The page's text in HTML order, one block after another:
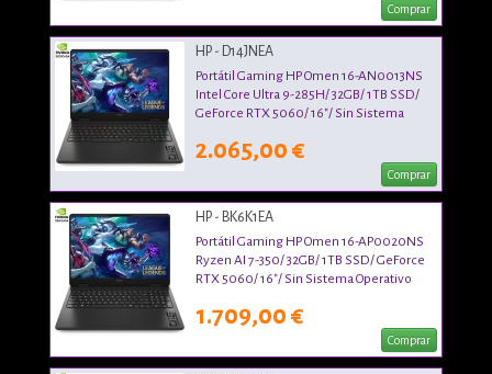
Comprar
HP - D14JNEA
Portátil Gaming HP Omen 16-AN0013NS
Intel Core Ultra 9-285H/ 32GB/ 1TB SSD/
GeForce RTX 5060/ 16"/ Sin Sistema
2.065,00 €
Comprar
HP - BK6K1EA
Portátil Gaming HP Omen 16-AP0020NS
Ryzen AI 7-350/ 32GB/ 1TB SSD/ GeForce
RTX 5060/ 16"/ Sin Sistema Operativo
1.709,00 €
Comprar